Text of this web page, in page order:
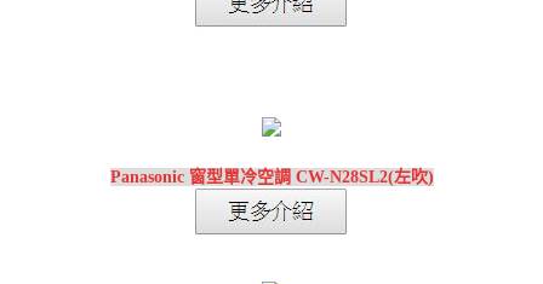
Panasonic 窗型單冷空調 CW-N28SL2(左吹)